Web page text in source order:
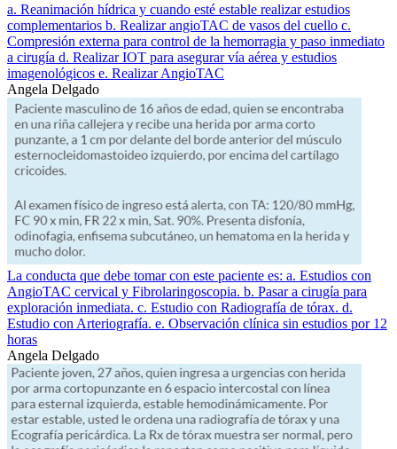
a. Reanimación hídrica y cuando esté estable realizar estudios
complementarios b. Realizar angioTAC de vasos del cuello c.
Compresión externa para control de la hemorragia y paso inmediato
a cirugía d. Realizar IOT para asegurar vía aérea y estudios
imagenológicos e. Realizar AngioTAC
Angela Delgado
La conducta que debe tomar con este paciente es: a. Estudios con
AngioTAC cervical y Fibrolaringoscopia. b. Pasar a cirugía para
exploración inmediata. c. Estudio con Radiografía de tórax. d.
Estudio con Arteriografía. e. Observación clínica sin estudios por 12
horas
Angela Delgado